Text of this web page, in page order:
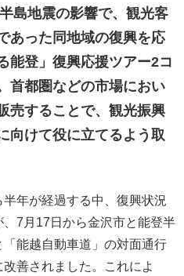
島地震の影響で、観光客
あった同地域の復興を応
能登」復興応援ツアー2コ
首都圏などの市場におい
売することで、観光振興
向けて役に立てるよう取
年が経過する中、復興状況
7月17日から金沢市と能登半
能越自動車道」の対面通行
善されました。これによ